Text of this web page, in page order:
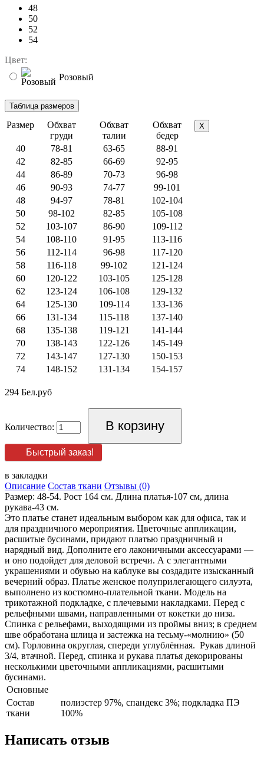
48
50
52
54
Цвет:
Розовый
Размер
Обхват
груди
Обхват
талии
Обхват
бедер
X
40 78-81 63-65
88-91
42
82-85 66-69
92-95
44
86-89 70-73
96-98
46
90-93 74-77
99-101
48
94-97 78-81
102-104
50
98-102 82-85
105-108
52
103-107 86-90
109-112
54
108-110 91-95
113-116
56
112-114 96-98
117-120
58
116-118 99-102
121-124
60
120-122 103-105
125-128
62
123-124 106-108
129-132
64
125-130 109-114
133-136
66
131-134 115-118
137-140
68
135-138 119-121
141-144
70
138-143 122-126
145-149
72
143-147 127-130
150-153
74
148-152 131-134 154-157
294 Бел.руб
Количество:
Быстрый заказ!
в закладки
Описание Состав ткани Отзывы (0)
Размер: 48-54. Рост 164 см. Длина платья-107 см, длина
рукава-43 см.
Это платье станет идеальным выбором как для офиса, так и
для праздничного мероприятия. Цветочные аппликации,
расшитые бусинами, придают платью праздничный и
нарядный вид. Дополните его лаконичными аксессуарами —
и оно подойдет для деловой встречи. А с элегантными
украшениями и обувью на каблуке вы создадите изысканный
вечерний образ. Платье женское полуприлегающего силуэта,
выполнено из костюмно-плательной ткани. Модель на
трикотажной подкладке, с плечевыми накладками. Перед с
рельефными швами, направленными от кокетки до низа.
Спинка с рельефами, выходящими из проймы вниз; в среднем
шве обработана шлица и застежка на тесьму-«молнию» (50
см). Горловина округлая, спереди углублённая. Рукав длиной
3/4, втачной. Перед, спинка и рукава платья декорированы
несколькими цветочными аппликациями, расшитыми
бусинами.
Основные
Состав
ткани
полиэстер 97%, спандекс 3%; подкладка ПЭ
100%
Написать отзыв